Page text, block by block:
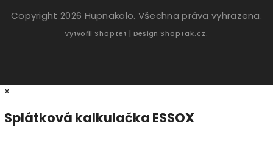
Copyright 2026 Hupnakolo. Všechna práva vyhrazena.
Vytvořil Shoptet | Design Shoptak.cz.
×
Splátková kalkulačka ESSOX